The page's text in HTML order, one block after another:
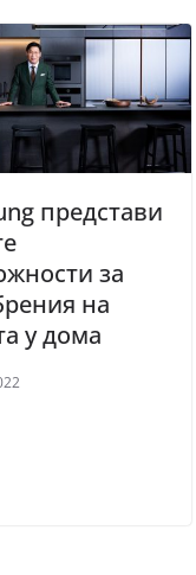
представи
за
на
у дома